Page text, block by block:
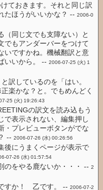
ておきます。それと同じ訳
たほうがいいかな？ --2006-0
（同じ文でも支障ない）と
でもアンダーバーをつけて
いですかね。機械翻訳と意
いいから。 --2006-07-25 (火) 1
訳しているのを「はい。
楽かな？と。でもめんどく
25 (火) 19:26:43
の訳文を読み込もう
で表示されない、編集押し
・プレビューボタンがでな
--2006-07-26 (水) 00:26:56
後にうまくページが表示で
07-26 (水) 01:57:54
のをやる鹿ないか・・・ --2
すか！ 乙です。 --2006-07-2